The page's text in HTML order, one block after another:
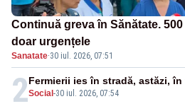
Continuă greva în Sănătate.
doar urgențele
Sanatate·30 iul. 2026, 07:51
2Social-30 iul. 2026, 07:54
Fermierii ies în stradă, astăzi,